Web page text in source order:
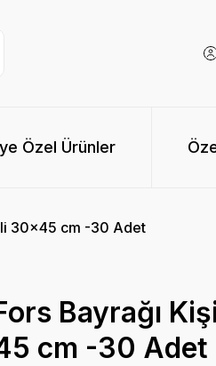
Özel Ürünler
30x45 cm -30 Adet
Bayrağı
cm -30 Adet